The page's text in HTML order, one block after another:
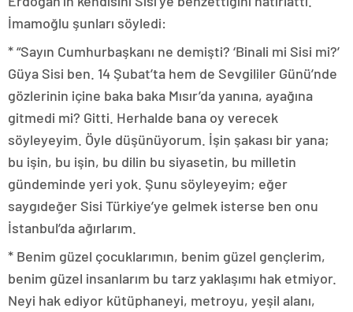
İmamoğlu şunları söyledi:
* “Sayın Cumhurbaşkanı ne demişti? ‘Binali mi Sisi mi?’
Güya Sisi ben. 14 Şubat’ta hem de Sevgililer Günü’nde
gözlerinin içine baka baka Mısır’da yanına, ayağına
gitmedi mi? Gitti. Herhalde bana oy verecek
söyleyeyim. Öyle düşünüyorum. İşin şakası bir yana;
bu işin, bu işin, bu dilin bu siyasetin, bu milletin
gündeminde yeri yok. Şunu söyleyeyim; eğer
saygıdeğer Sisi Türkiye’ye gelmek isterse ben onu
İstanbul’da ağırlarım.
* Benim güzel çocuklarımın, benim güzel gençlerim,
benim güzel insanlarım bu tarz yaklaşımı hak etmiyor.
Neyi hak ediyor kütüphaneyi, metroyu, yeşil alanı,